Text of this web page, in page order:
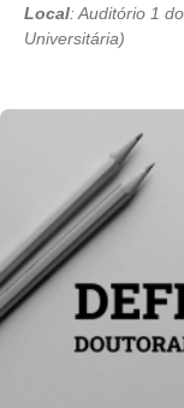
Local: Auditório 1
Universitária)